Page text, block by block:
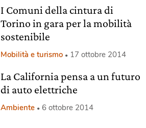
I Comuni della cintura di
Torino in gara per la mobilità
sostenibile
Mobilità e turismo 17 ottobre 2014
La California pensa a un futuro
di auto elettriche
Ambiente 6 ottobre 2014